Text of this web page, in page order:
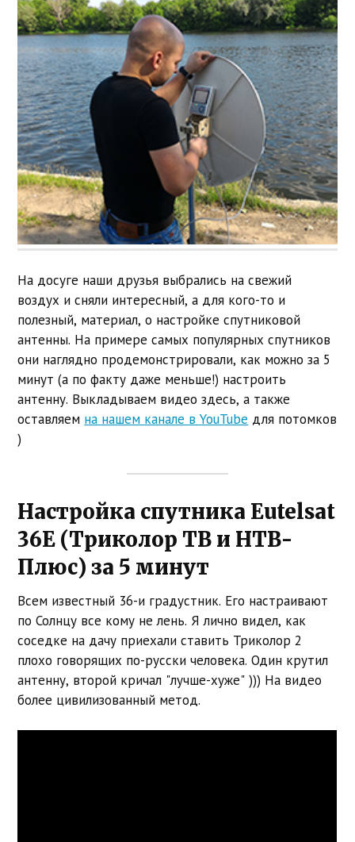
На досуге наши друзья выбрались на свежий
воздух и сняли интересный, а для кого-то и
полезный, материал, о настройке спутниковой
антенны. На примере самых популярных спутников
они наглядно продемонстрировали, как можно за 5
минут (а по факту даже меньше!) настроить
антенну. Выкладываем видео здесь, а также
оставляем на нашем канале в YouTube для потомков
)
Настройка спутника Eutelsat
36E (Триколор ТВ и НТВ-
Плюс) за 5 минут
Всем известный 36-и градустник. Его настраивают
по Солнцу все кому не лень. Я лично видел, как
соседке на дачу приехали ставить Триколор 2
плохо говорящих по-русски человека. Один крутил
антенну, второй кричал "лучше-хуже" ))) На видео
более цивилизованный метод.